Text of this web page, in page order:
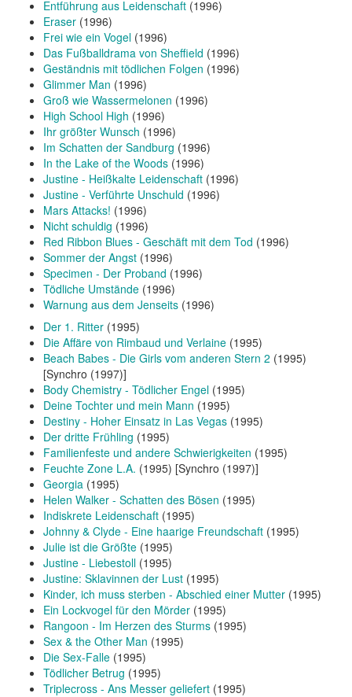
Entführung aus Leidenschaft (1996)
Eraser (1996)
Frei wie ein Vogel (1996)
Das Fußballdrama von Sheffield (1996)
Geständnis mit tödlichen Folgen (1996)
Glimmer Man (1996)
Groß wie Wassermelonen (1996)
High School High (1996)
Ihr größter Wunsch (1996)
Im Schatten der Sandburg (1996)
In the Lake of the Woods (1996)
Justine - Heißkalte Leidenschaft (1996)
Justine - Verführte Unschuld (1996)
Mars Attacks! (1996)
Nicht schuldig (1996)
Red Ribbon Blues - Geschäft mit dem Tod (1996)
Sommer der Angst (1996)
Specimen - Der Proband (1996)
Tödliche Umstände (1996)
Warnung aus dem Jenseits (1996)
Der 1. Ritter (1995)
Die Affäre von Rimbaud und Verlaine (1995)
Beach Babes - Die Girls vom anderen Stern 2 (1995)
[Synchro (1997)]
Body Chemistry - Tödlicher Engel (1995)
Deine Tochter und mein Mann (1995)
Destiny - Hoher Einsatz in Las Vegas (1995)
Der dritte Frühling (1995)
Familienfeste und andere Schwierigkeiten (1995)
Feuchte Zone L.A. (1995) [Synchro (1997)]
Georgia (1995)
Helen Walker - Schatten des Bösen (1995)
Indiskrete Leidenschaft (1995)
Johnny & Clyde - Eine haarige Freundschaft (1995)
Julie ist die Größte (1995)
Justine - Liebestoll (1995)
Justine: Sklavinnen der Lust (1995)
Kinder, ich muss sterben - Abschied einer Mutter (1995)
Ein Lockvogel für den Mörder (1995)
Rangoon - Im Herzen des Sturms (1995)
Sex & the Other Man (1995)
Die Sex-Falle (1995)
Tödlicher Betrug (1995)
Triplecross - Ans Messer geliefert (1995)